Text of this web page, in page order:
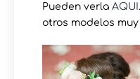
Pueden verla AQUI
otros modelos